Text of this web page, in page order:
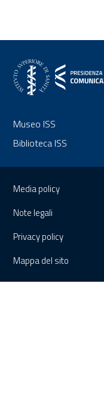
Museo ISS
Biblioteca ISS
Media policy
Note legali
Privacy policy
Mappa del sito